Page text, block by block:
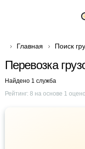
Главная Поиск
Перевозка
Найдено 1 служба
Рейтинг: 8 на основе 1